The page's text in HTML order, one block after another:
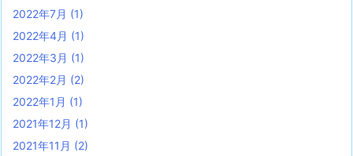
2022年7月 (1)
2022年4月 (1)
2022年3月 (1)
2022年2月 (2)
2022年1月 (1)
2021年12月 (1)
2021年11月 (2)